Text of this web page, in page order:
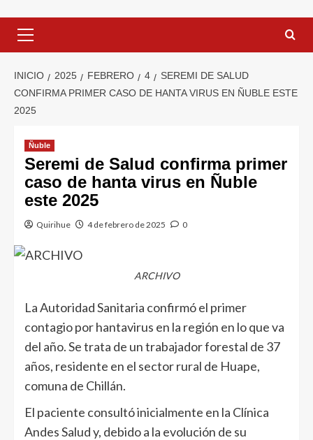
INICIO 2025 FEBRERO 4
SEREMI DE SALUD
CONFIRMA PRIMER CASO DE HANTA VIRUS EN ÑUBLE ESTE
2025
Ñuble
Seremi de Salud confirma primer
caso de hanta virus en Ñuble
este 2025
Quirihue 4 de febrero de 2025 0
ARCHIVO
La Autoridad Sanitaria confirmó el primer
contagio por hantavirus en la región en lo que va
del año. Se trata de un trabajador forestal de 37
años, residente en el sector rural de Huape,
comuna de Chillán.
El paciente consultó inicialmente en la Clínica
Andes Salud y, debido a la evolución de su